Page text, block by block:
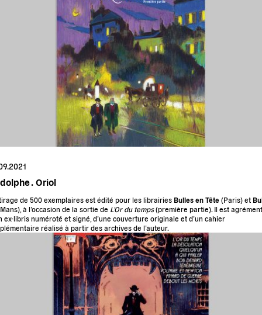
. Oriol
de 500 exemplaires est édité pour les librairies Bulles en Tête (Paris) et
), à l’occasion de la sortie de L’Or du temps(première partie). Il est
ex-libris numéroté et signé, d’une couverture originale et d’un cahier
réalisé à partir des archives de l’auteur.